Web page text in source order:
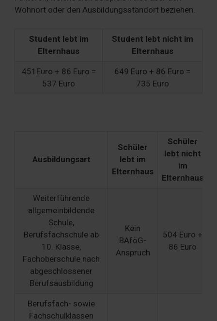
Wohnort oder den Ausbildungsstandort beziehen.
Student lebt im
Elternhaus
Student lebt nicht im
Elternhaus
451Euro + 86 Euro =
537 Euro
649 Euro + 86 Euro =
735 Euro
Ausbildungsart
Schüler
lebt im
Elternhaus
Schüler
lebt nicht
im
Elternhaus
Weiterführende
allgemeinbildende
Schule,
Berufsfachschule ab
10. Klasse,
Fachoberschule nach
abgeschlossener
Berufsausbildung
Kein
BAföG-
Anspruch
504 Euro +
86 Euro
Berufsfach- sowie
Fachschulklassen